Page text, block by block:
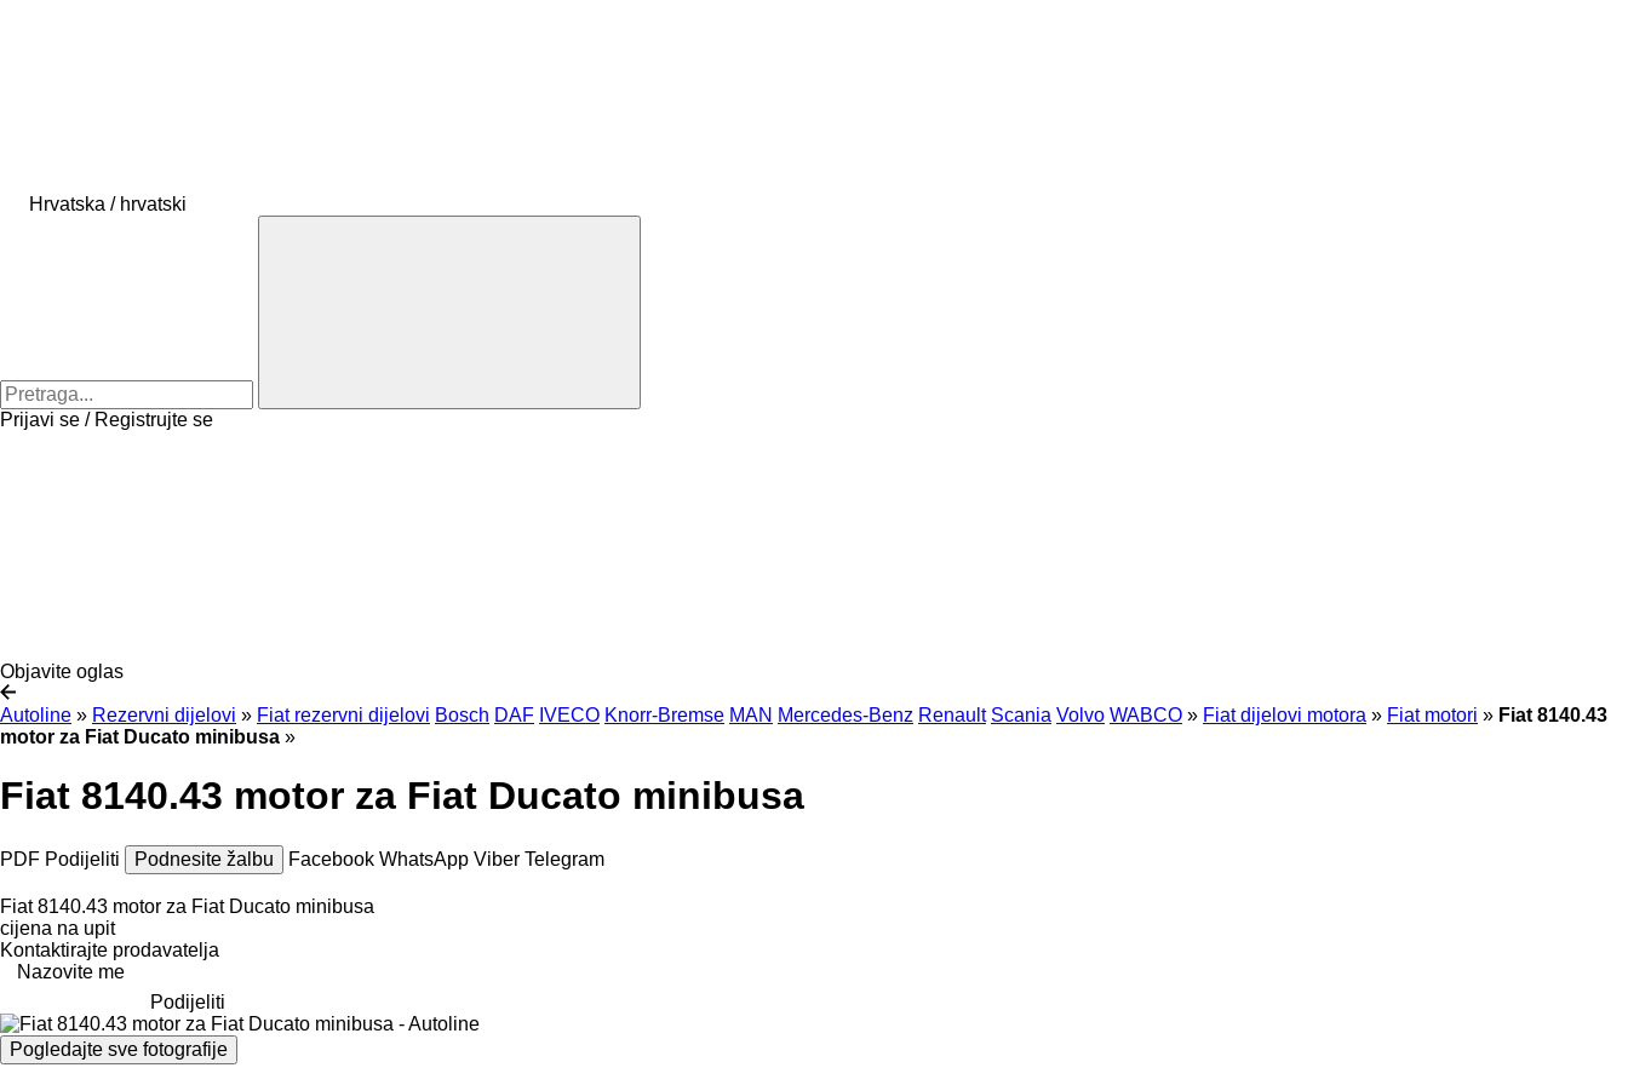
Hrvatska / hrvatski
Prijavi se / Registrujte se
Objavite oglas
Autoline » Rezervni dijelovi » Fiat rezervni dijelovi Bosch DAF IVECO Knorr-Bremse MAN Mercedes-Benz Renault Scania Volvo WABCO » Fiat dijelovi motora » Fiat motori » Fiat 8140.43
motor za Fiat Ducato minibusa »
Fiat 8140.43 motor za Fiat Ducato minibusa
PDF Podijeliti Podnesite žalbu Facebook WhatsApp Viber Telegram
Fiat 8140.43 motor za Fiat Ducato minibusa
cijena na upit
Kontaktirajte prodavatelja
Nazovite me
Podijeliti
Pogledajte sve fotografije